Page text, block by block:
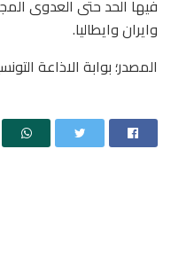
فيها الحد حتى العدوى
وايران وايطاليا.
المصدر؛ بوابة الاذاعة